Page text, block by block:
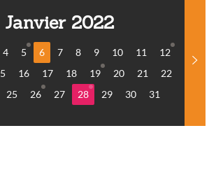
Janvier 2022
4 5 6 7 8 9 10 11
12
16 17 18 19 20 21
22
25 26 27 28 29 30 31